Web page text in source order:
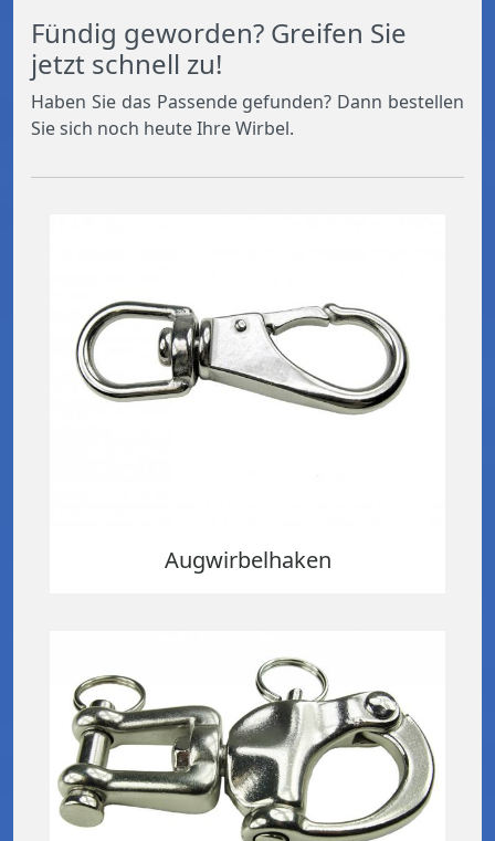
Fündig geworden? Greifen Sie
jetzt schnell zu!
Haben Sie das Passende gefunden? Dann bestellen
Sie sich noch heute Ihre Wirbel.
Augwirbelhaken